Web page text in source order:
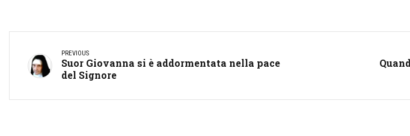
PREVIOUS
Suor Giovanna si è addormentata nella pace
del Signore